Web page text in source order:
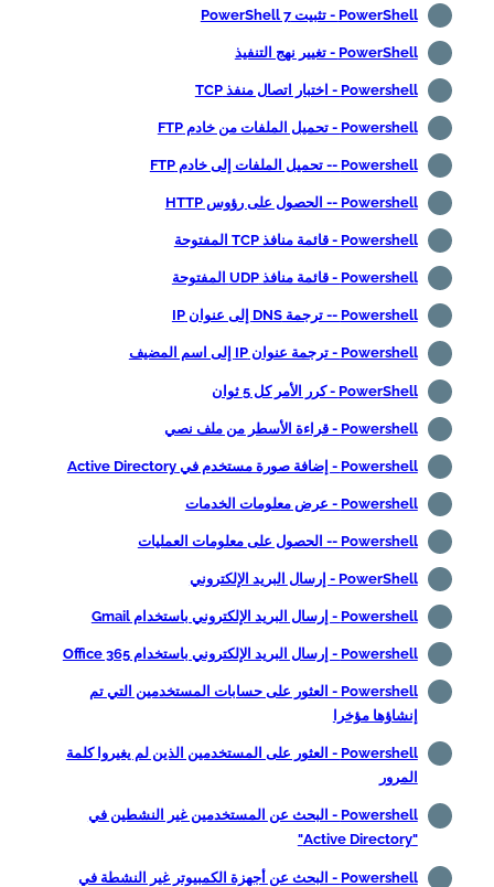
PowerShell - تثبيت PowerShell 7
PowerShell - تغيير نهج التنفيذ
Powershell - اختبار اتصال منفذ TCP
Powershell - تحميل الملفات من خادم FTP
Powershell -- تحميل الملفات إلى خادم FTP
Powershell -- الحصول على رؤوس HTTP
Powershell - قائمة منافذ TCP المفتوحة
Powershell - قائمة منافذ UDP المفتوحة
Powershell -- ترجمة DNS إلى عنوان IP
Powershell - ترجمة عنوان IP إلى اسم المضيف
PowerShell - كرر الأمر كل 5 ثوان
Powershell - قراءة الأسطر من ملف نصي
Powershell - إضافة صورة مستخدم في Active Directory
Powershell - عرض معلومات الخدمات
Powershell -- الحصول على معلومات العمليات
PowerShell - إرسال البريد الإلكتروني
Powershell - إرسال البريد الإلكتروني باستخدام Gmail
Powershell - إرسال البريد الإلكتروني باستخدام Office 365
Powershell - العثور على حسابات المستخدمين التي تم
إنشاؤها مؤخرا
Powershell - العثور على المستخدمين الذين لم يغيروا كلمة
Powershell - البحث عن المستخدمين غير النشطين في
Powershell - البحث عن أجهزة الكمبيوتر غير النشطة في